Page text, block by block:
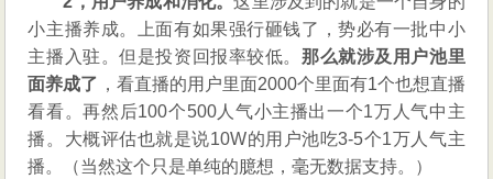
小主播养成。上面有如果强行砸钱了，势必有一批中小
主播入驻。但是投资回报率较低。 那么就涉及用户池里
面养成了 ，看直播的用户里面2000个里面有1个也想直播
看看。再然后100个500人气小主播出一个1万人气中主
播。大概评估也就是说10W的用户池吃3-5个1万人气主
播。（当然这个只是单纯的臆想，毫无数据支持。）